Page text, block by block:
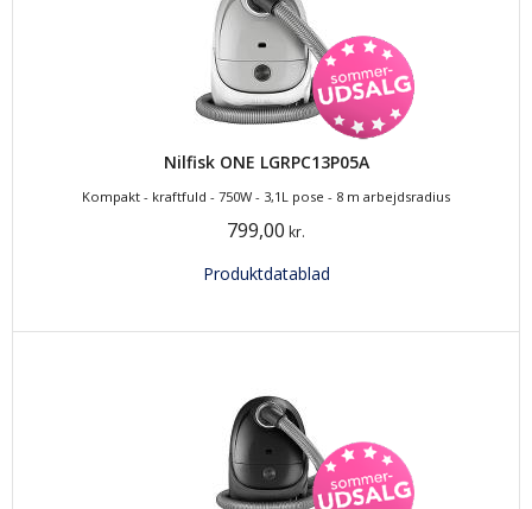
Nilfisk ONE LGRPC13P05A
Kompakt - kraftfuld - 750W - 3,1L pose - 8 m arbejdsradius
799,00 kr.
Produktdatablad